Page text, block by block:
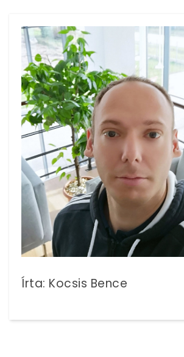
Írta: Kocsis Bence